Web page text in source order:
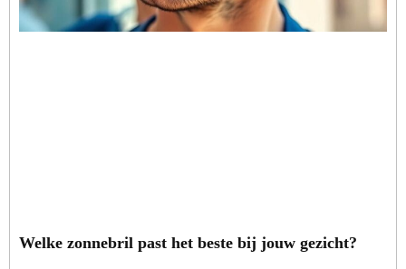
Welke zonnebril past het beste bij jouw gezicht?